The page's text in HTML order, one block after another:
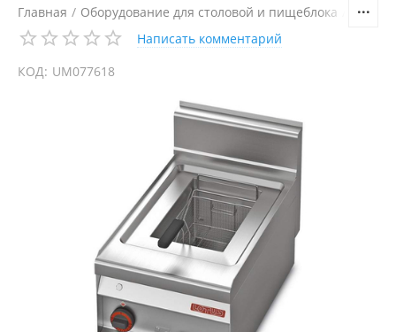
Главная / Оборудование для столовой и пищеблока
Написать комментарий
КОД: UM077618